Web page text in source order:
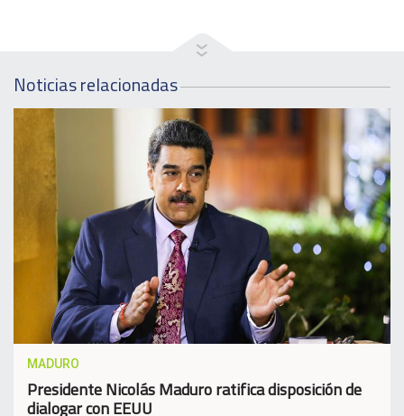
Noticias relacionadas
MADURO
Presidente Nicolás Maduro ratifica disposición de
dialogar con EEUU